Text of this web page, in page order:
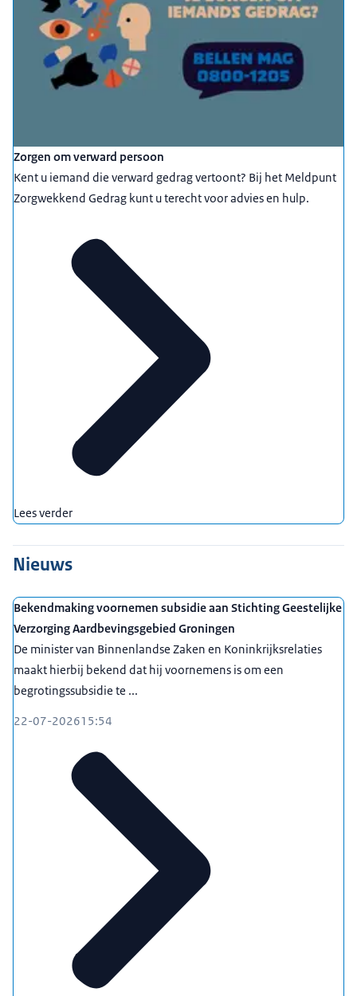
Zorgen om verward persoon
Kent u iemand die verward gedrag vertoont? Bij het Meldpunt
Zorgwekkend Gedrag kunt u terecht voor advies en hulp.
Lees verder
Nieuws
Bekendmaking voornemen subsidie aan Stichting Geestelijke
Verzorging Aardbevingsgebied Groningen
De minister van Binnenlandse Zaken en Koninkrijksrelaties
maakt hierbij bekend dat hij voornemens is om een
begrotingssubsidie te ...
22-07-202615:54